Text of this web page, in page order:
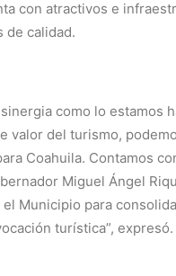
con atractivos e
de calidad.
como lo estamos
valor del turismo,
Coahuila. Contamos
Miguel Ángel
Municipio para
turística”, expresó.